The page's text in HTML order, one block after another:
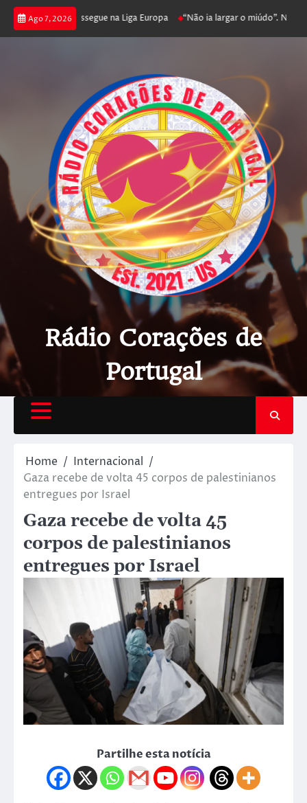
Ago 7, 2026
poker e prossegue na Liga Europa “Não ia largar o miúdo”.
Rádio Corações de
Portugal
Home
Internacional
Gaza recebe de volta 45 corpos de palestinianos
entregues por Israel
Gaza recebe de volta 45
corpos de palestinianos
entregues por Israel
Partilhe esta notícia